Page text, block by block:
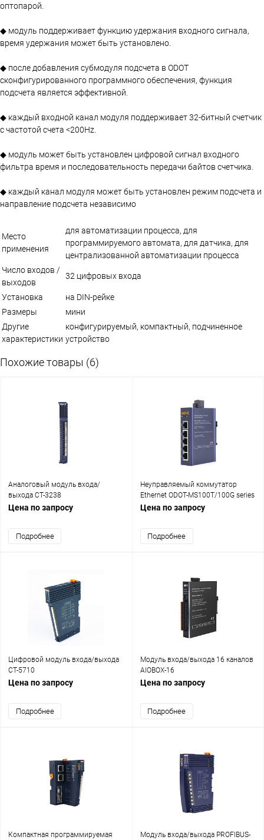
оптопарой.
◆ модуль поддерживает функцию удержания входного сигнала,
время удержания может быть установлено.
◆ после добавления субмодуля подсчета в ODOT
сконфигурированного программного обеспечения, функция
подсчета является эффективной.
◆ каждый входной канал модуля поддерживает 32-битный счетчик
с частотой счета <200Hz.
◆ модуль может быть установлен цифровой сигнал входного
фильтра время и последовательность передачи байтов счетчика.
◆ каждый канал модуля может быть установлен режим подсчета и
направление подсчета независимо
Место
применения
для автоматизации процесса, для
программируемого автомата, для датчика, для
централизованной автоматизации процесса
Число входов /
выходов
32 цифровых входа
Установка
на DIN-рейке
Размеры
мини
Другие
характеристики
конфигурируемый, компактный, подчиненное
устройство
Похожие товары (6)
Аналоговый модуль входа/
выхода CT-3238
Цена по запросу
Подробнее
Неуправляемый коммутатор
Ethernet ODOT-MS100T/100G series
Цена по запросу
Подробнее
Цифровой модуль входа/выхода
CT-5710
Цена по запросу
Подробнее
Модуль входа/выхода 16 каналов
AIOBOX-16
Цена по запросу
Подробнее
Компактная программируемая
Модуль входа/выхода PROFIBUS-